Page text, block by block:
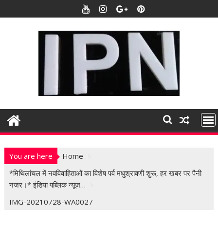
k
t
n
You are here
Home
*मिथिलांचल में नवविवाहिताओं का विशेष पर्व मधुश्रावणी शुरू, हर खबर पर पैनी
नजर।* इंडिया पब्लिक न्यूज…
IMG-20210728-WA0027